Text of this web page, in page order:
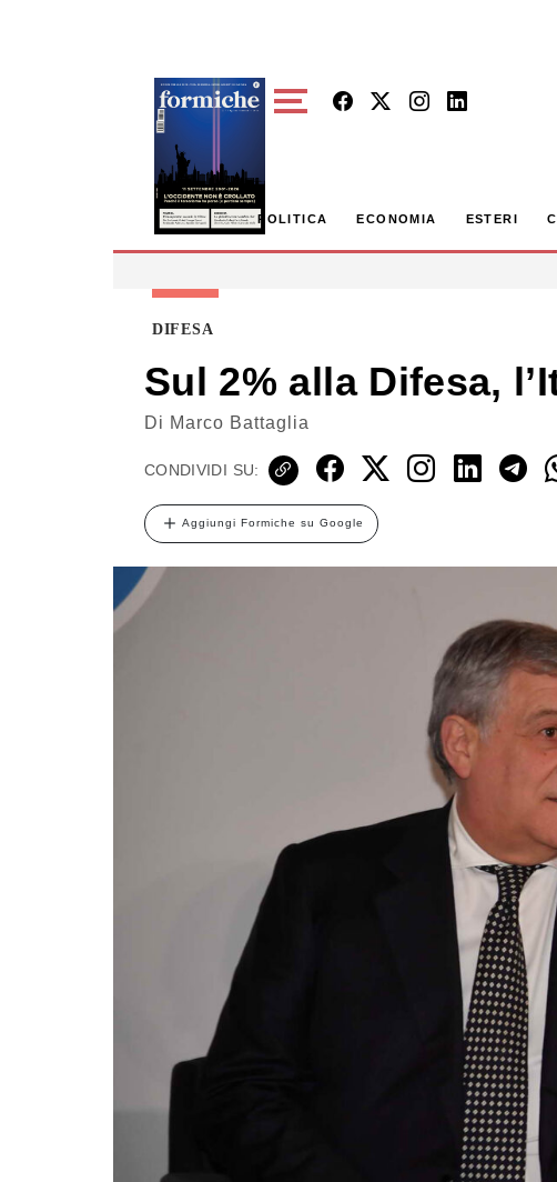
POLITICA ECONOMIA ESTERI
DIFESA
Sul 2% alla Difesa,
Di Marco Battaglia
CONDIVIDI SU:
Aggiungi Formiche su Google